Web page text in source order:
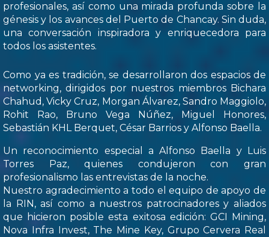
profesionales, así como una mirada profunda sobre la
génesis y los avances del Puerto de Chancay. Sin duda,
una conversación inspiradora y enriquecedora para
todos los asistentes.
Como ya es tradición, se desarrollaron dos espacios de
networking, dirigidos por nuestros miembros Bichara
Chahud, Vicky Cruz, Morgan Álvarez, Sandro Maggiolo,
Rohit Rao, Bruno Vega Núñez, Miguel Honores,
Sebastián KHL Berquet, César Barrios y Alfonso Baella.
Un reconocimiento especial a Alfonso Baella y Luis
Torres Paz, quienes condujeron con gran
profesionalismo las entrevistas de la noche.
Nuestro agradecimiento a todo el equipo de apoyo de
la RIN, así como a nuestros patrocinadores y aliados
que hicieron posible esta exitosa edición: GCI Mining,
Nova Infra Invest, The Mine Key, Grupo Cervera Real